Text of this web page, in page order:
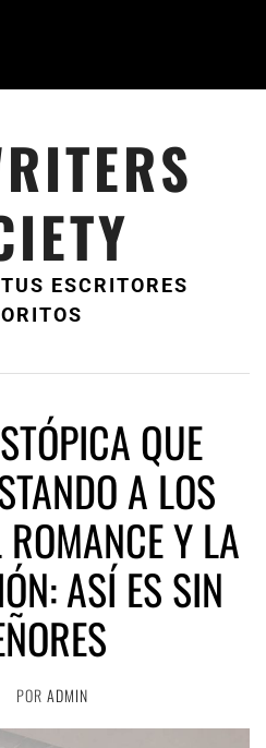
ESCRITORES
QUE
A LOS
Y LA
ASÍ ES SIN
POR ADMIN